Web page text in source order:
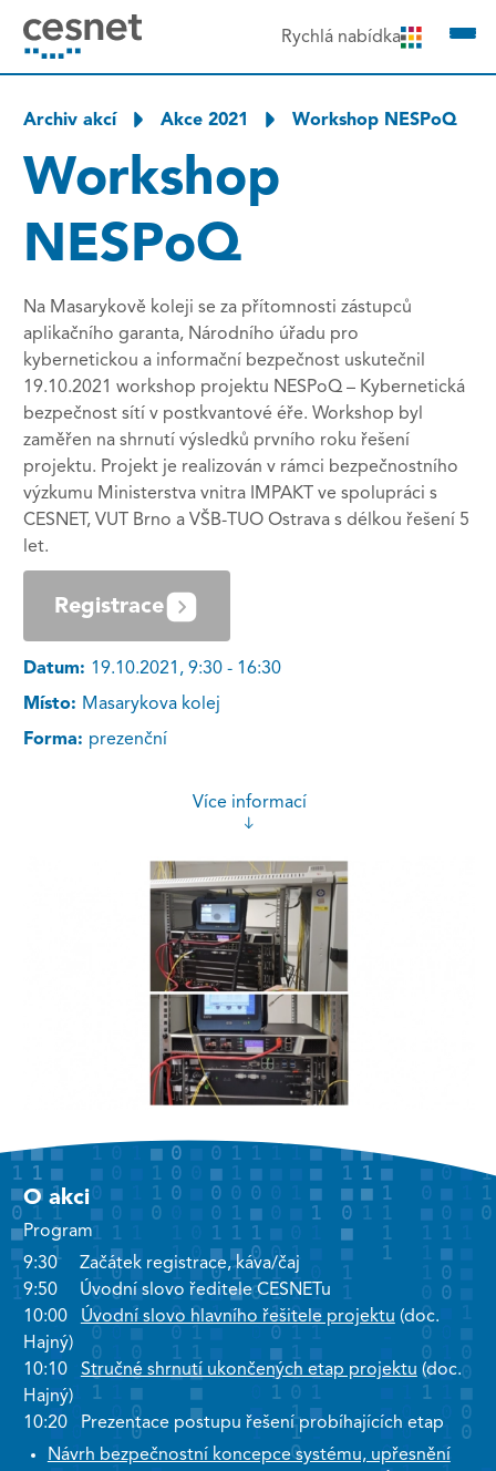
na obsah Rychlá nabídka
Archiv akcí Akce 2021 Workshop NESPoQ
Workshop
NESPoQ
Na Masarykově koleji se za přítomnosti zástupců
aplikačního garanta, Národního úřadu pro
kybernetickou a informační bezpečnost uskutečnil
19.10.2021 workshop projektu NESPoQ – Kybernetická
bezpečnost sítí v postkvantové éře. Workshop byl
zaměřen na shrnutí výsledků prvního roku řešení
projektu. Projekt je realizován v rámci bezpečnostního
výzkumu Ministerstva vnitra IMPAKT ve spolupráci s
CESNET, VUT Brno a VŠB-TUO Ostrava s délkou řešení 5
let.
Registrace
Datum: 19.10.2021, 9:30 - 16:30
Místo: Masarykova kolej
Forma: prezenční
Více informací
O akci
Program
9:30 Začátek registrace, káva/čaj
9:50 Úvodní slovo ředitele CESNETu
10:00 Úvodní slovo hlavního řešitele projektu (doc.
Hajný)
10:10 Stručné shrnutí ukončených etap projektu (doc.
Hajný)
10:20 Prezentace postupu řešení probíhajících etap
Návrh bezpečnostní koncepce systému, upřesnění